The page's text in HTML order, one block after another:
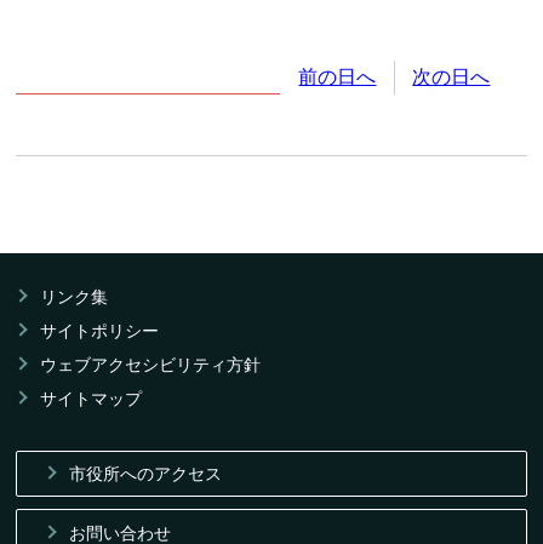
前の日へ 次の日へ
リンク集
サイトポリシー
ウェブアクセシビリティ方針
サイトマップ
市役所へのアクセス
お問い合わせ